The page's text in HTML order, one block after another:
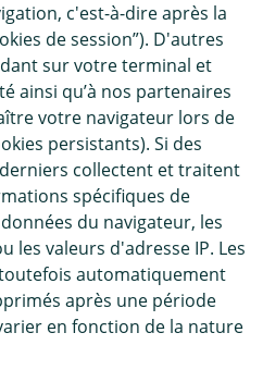
c'est-à-dire après la
de session”). D'autres
sur votre terminal et
ainsi qu’à nos partenaires
votre navigateur lors de
persistants). Si des
collectent et traitent
spécifiques de
du navigateur, les
les valeurs d'adresse IP. Les
automatiquement
après une période
en fonction de la nature